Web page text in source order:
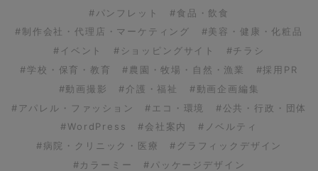
#パンフレット
#食品・飲食
#制作会社・代理店・マーケティング
#美容・健康・化粧品
#イベント
#ショッピングサイト
#チラシ
#学校・保育・教育
#農園・牧場・自然・漁業
#採用PR
#動画撮影
#介護・福祉
#動画企画編集
#アパレル・ファッション
#エコ・環境
#公共・行政・団体
#WordPress
#会社案内
#ノベルティ
#病院・クリニック・医療
#グラフィックデザイン
#カラーミー
#パッケージデザイン